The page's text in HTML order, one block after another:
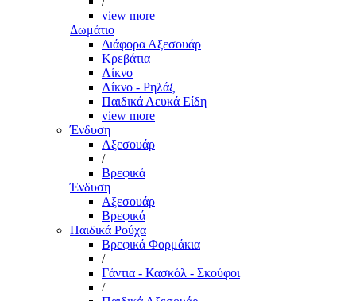
view more
Δωμάτιο
Διάφορα Αξεσουάρ
Κρεβάτια
Λίκνο
Λίκνο - Ρηλάξ
Παιδικά Λευκά Είδη
view more
Ένδυση
Αξεσουάρ
/
Βρεφικά
Ένδυση
Αξεσουάρ
Βρεφικά
Παιδικά Ρούχα
Βρεφικά Φορμάκια
/
Γάντια - Κασκόλ - Σκούφοι
/